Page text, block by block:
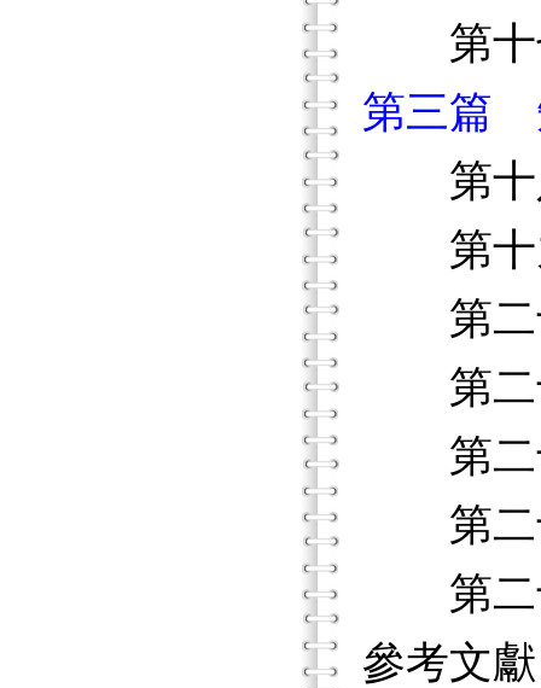
第十
第三篇
第十
第十
第二
第二
第二
第二
第二十
參考文獻